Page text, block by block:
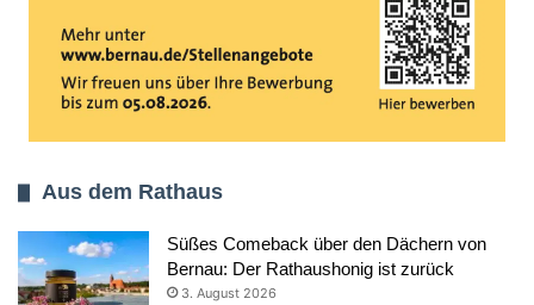
Aus dem Rathaus
Süßes Comeback über den Dächern von
Bernau: Der Rathaushonig ist zurück
3. August 2026